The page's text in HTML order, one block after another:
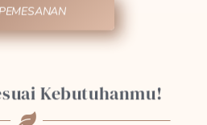
Kebutuhanmu!